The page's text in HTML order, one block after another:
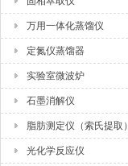
万用一体化蒸馏仪
定氮仪蒸馏器
实验室微波炉
石墨消解仪
脂肪测定仪（索氏提取）
光化学反应仪